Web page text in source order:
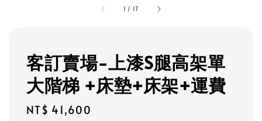
1 / 17
客訂賣場-上漆S腿高架單
大階梯 +床墊+床架+運費
Regular
NT$ 41,600